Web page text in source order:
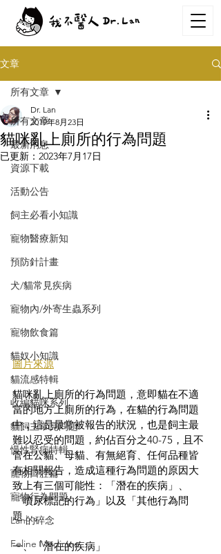
文章
所有文章
最新消息
資源下載
活動公告
飼主必看小知識
寵物醫療新知
預防針計畫
犬/貓常見疾病
寵物內/外寄生蟲系列
寵物飲食篇
貓奴小知識
貓流感特輯
收編貓咪系列
貓飼主常見問題
慢性腎病特輯
寵物口腔篇
寵物行為問題
Lan的碎念
Feline Medicine
所有文章
貓咪亂上廁所的行為問題
Dr. Lan
2019年8月23日
已更新： 2023年7月17日
圖片來源
貓咪亂上廁所的行為問題，意即貓在不適
當的地方上廁所的行為，在貓的行為問題
中，這是最常被報告的狀況，也是飼主最
難以忍受的問題，約佔百分之40-75，且不
管在公貓、母貓、有無絕育、任何品種皆
有相關報告，造成這種行為問題的原因大
致上有三個可能性：「潛在的疾病」、
「噴尿標記的行為」以及「其他行為問
題」。
一、「潛在的疾病」